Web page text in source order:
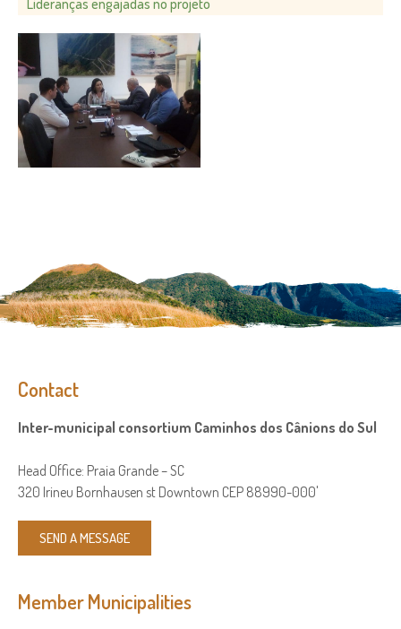
Contact
Inter-municipal consortium Caminhos dos Cânions do Sul
Head Office: Praia Grande – SC
320 Irineu Bornhausen st Downtown CEP 88990-000'
SEND A MESSAGE
Member Municipalities